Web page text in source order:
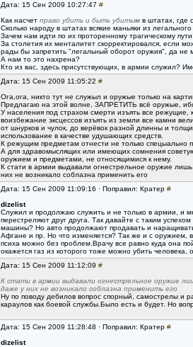
Дата: 15 Сен 2009 10:27:47 #
Как насчет право убить и быть убитым в штатах, где
Сколько народу в штатах всякие маньяки из
Зачем нам идти по их проторенному трагическому
За столетия их менталитет скорректировался, если
рады бы запретить "легальный оборот оружия", да не
А нам то это нахрена?
Кто из вас, здесь присутствующих, в армии служил?
Дата: 15 Сен 2009 11:05:22 #
Ога,ога, никто тут не служыл и оружые только на
Предлагаю на этой волне, ЗАПРЕТИТЬ всё оружые,
У населения под страхом смерти изъять все
воизбежание эксцессов изъять из земли все камни
от шнурков и чулок, до верёвок разной длинны и
использование в качестве удушающих средств.
К режущим предметам отнести не только спецыально
А для здравомыслящих или имеющих сомнения
оружием и предметами, не относящимися к нему.
К стати в армии выдавали огнестрельное оружие
них не возникало соблазна применить его
Дата: 15 Сен 2009 11:09:16 · Поправил: Кратер #
dizelist
Служил и продолжаю служить и не только в армии, и
перестреляют друг друга. Так давайте с таким
машины? Но авто продолжают продавать и
Афгане и пр. Но что изменяется? Так же и с оружием,
психа можно без проблем.Врачу все равно куда она
окажется газ из которого тоже можно убить человека,
Дата: 15 Сен 2009 11:12:09 #
К стати в армии выдавали огнестрельное оружие
даже у них не возникало соблазна применить его
Ну по поводу дебилов вопрос спорный, самострелы и
караулов как боевой службы.Было есть и будет. Но
Дата: 15 Сен 2009 11:28:48 · Поправил: Кратер #
dizelist